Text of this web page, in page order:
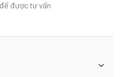
được tư vấn